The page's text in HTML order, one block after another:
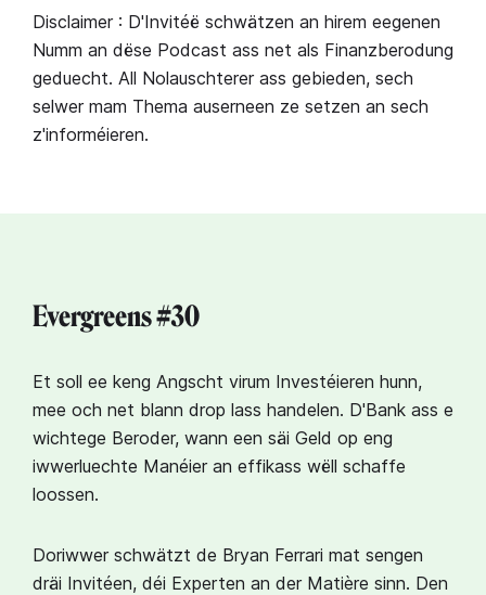
Disclaimer : D'Invitéë schwätzen an hirem eegenen
Numm an dëse Podcast ass net als Finanzberodung
geduecht. All Nolauschterer ass gebieden, sech
selwer mam Thema auserneen ze setzen an sech
z'informéieren.
Evergreens #30
Et soll ee keng Angscht virum Investéieren hunn,
mee och net blann drop lass handelen. D'Bank ass e
wichtege Beroder, wann een säi Geld op eng
iwwerluechte Manéier an effikass wëll schaffe
loossen.
Doriwwer schwätzt de Bryan Ferrari mat sengen
dräi Invitéen, déi Experten an der Matière sinn. Den